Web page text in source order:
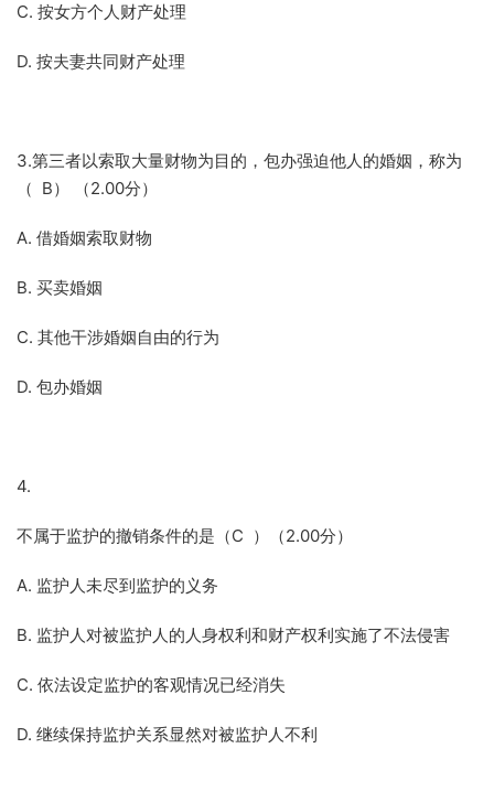
C. 按女方个人财产处理
D. 按夫妻共同财产处理
3.第三者以索取大量财物为目的，包办强迫他人的婚姻，称为
（ B） （2.00分）
A. 借婚姻索取财物
B. 买卖婚姻
C. 其他干涉婚姻自由的行为
D. 包办婚姻
4.
不属于监护的撤销条件的是（C ）（2.00分）
A. 监护人未尽到监护的义务
B. 监护人对被监护人的人身权利和财产权利实施了不法侵害
C. 依法设定监护的客观情况已经消失
D. 继续保持监护关系显然对被监护人不利